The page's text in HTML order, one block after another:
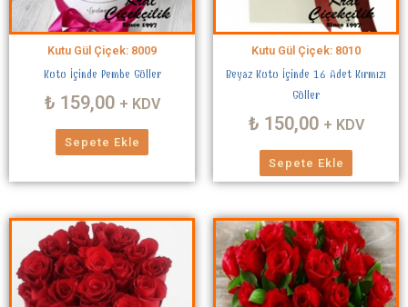
Kutu Gül Çiçek: 8009
Kutu İçinde Pembe Güller
₺ 159,00 + KDV
Sepete Ekle
Kutu Gül Çiçek: 8010
Beyaz Kutu İçinde 16 Adet Kırmızı
Güller
₺ 150,00 + KDV
Sepete Ekle